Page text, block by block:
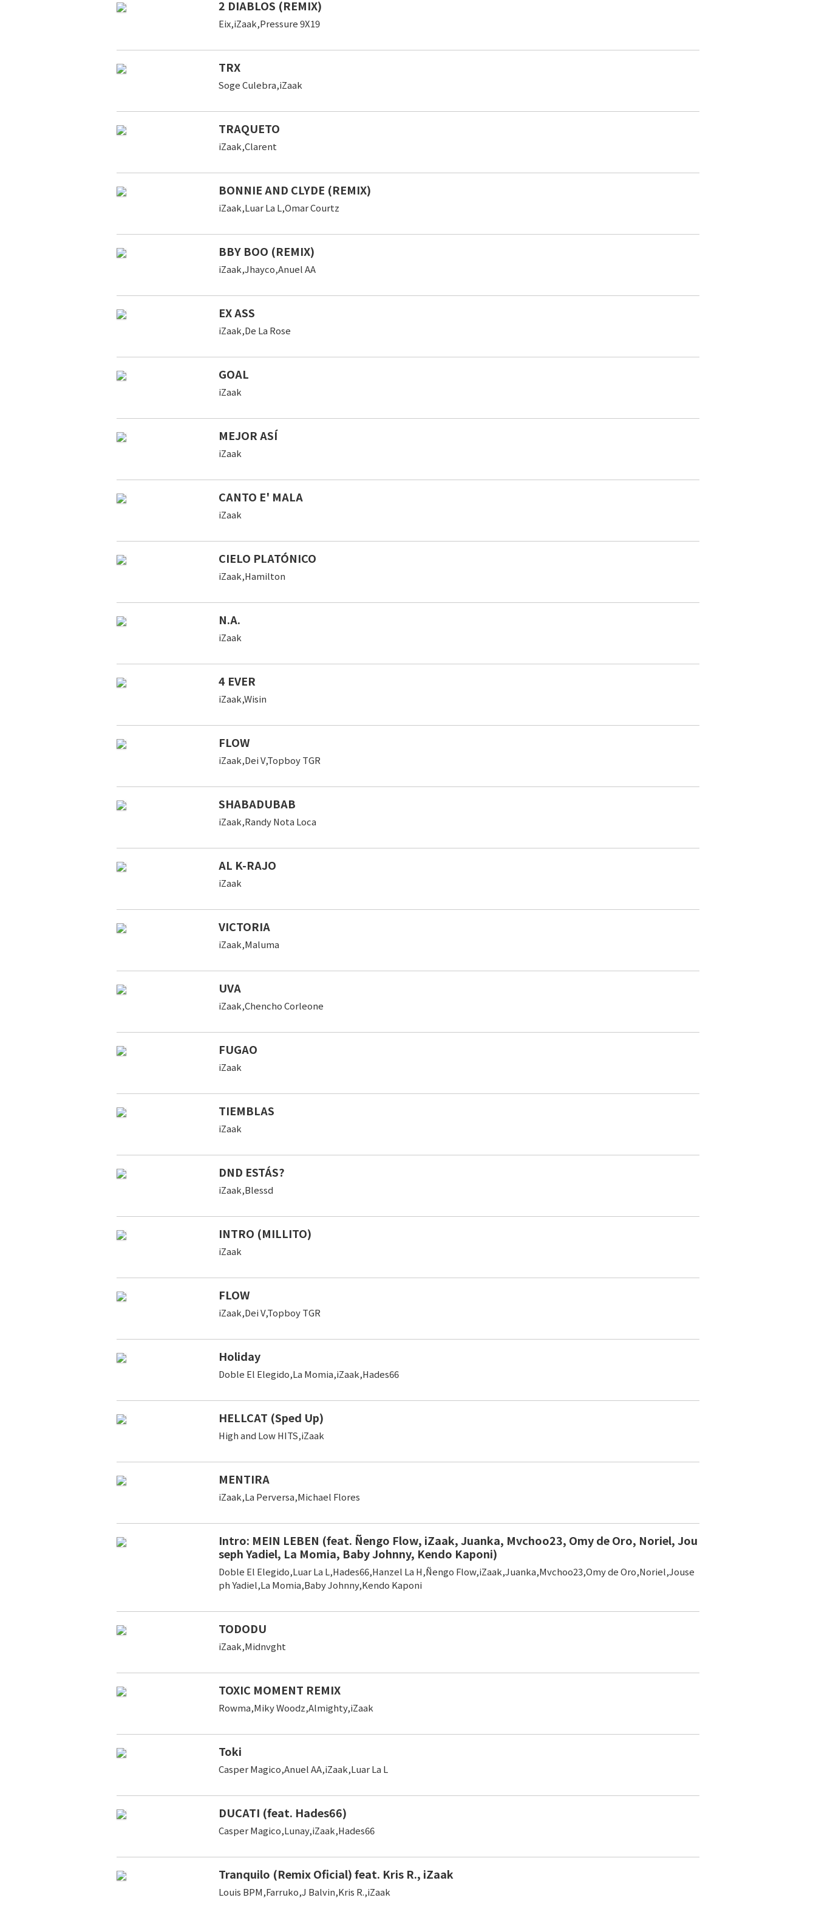
2 DIABLOS (REMIX)
Eix,iZaak,Pressure 9X19
TRX
Soge Culebra,iZaak
TRAQUETO
iZaak,Clarent
BONNIE AND CLYDE (REMIX)
iZaak,Luar La L,Omar Courtz
BBY BOO (REMIX)
iZaak,Jhayco,Anuel AA
EX ASS
iZaak,De La Rose
GOAL
iZaak
MEJOR ASÍ
iZaak
CANTO E' MALA
iZaak
CIELO PLATÓNICO
iZaak,Hamilton
N.A.
iZaak
4 EVER
iZaak,Wisin
FLOW
iZaak,Dei V,Topboy TGR
SHABADUBAB
iZaak,Randy Nota Loca
AL K-RAJO
iZaak
VICTORIA
iZaak,Maluma
UVA
iZaak,Chencho Corleone
FUGAO
iZaak
TIEMBLAS
iZaak
DND ESTÁS?
iZaak,Blessd
INTRO (MILLITO)
iZaak
FLOW
iZaak,Dei V,Topboy TGR
Holiday
Doble El Elegido,La Momia,iZaak,Hades66
HELLCAT (Sped Up)
High and Low HITS,iZaak
MENTIRA
iZaak,La Perversa,Michael Flores
Intro: MEIN LEBEN (feat. Ñengo Flow, iZaak, Juanka, Mvchoo23, Omy de Oro, Noriel, Jou
seph Yadiel, La Momia, Baby Johnny, Kendo Kaponi)
Doble El Elegido,Luar La L,Hades66,Hanzel La H,Ñengo Flow,iZaak,Juanka,Mvchoo23,Omy de Oro,Noriel,Jouse
ph Yadiel,La Momia,Baby Johnny,Kendo Kaponi
TODODU
iZaak,Midnvght
TOXIC MOMENT REMIX
Rowma,Miky Woodz,Almighty,iZaak
Toki
Casper Magico,Anuel AA,iZaak,Luar La L
DUCATI (feat. Hades66)
Casper Magico,Lunay,iZaak,Hades66
Tranquilo (Remix Oficial) feat. Kris R., iZaak
Louis BPM,Farruko,J Balvin,Kris R.,iZaak